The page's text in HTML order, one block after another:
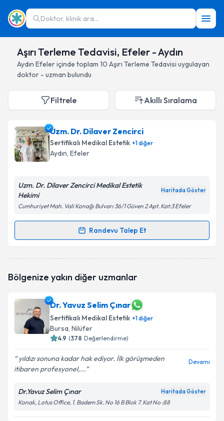
Doktor, klinik ara...
Aşırı Terleme Tedavisi, Efeler - Aydın
Aydın Efeleriçinde toplam 10 Aşırı Terleme Tedavisi uygulayan
doktor - uzman bulundu
Filtrele Akıllı Sıralama
Uzm. Dr. Dilaver Zencirci
Sertifikalı Medikal Estetik +1diğer
Aydın, Efeler
Uzm. Dr. Dilaver Zencirci Medikal Estetik
Hekimi
Haritada Göster
Cumhuriyet Mah. Vali Konağı Bulvarı 36/1 Güven 2 Apt. Kat:3 Efeler
Randevu Talep Et
Randevu Takvimi Talebi
oluşturun. Size bu uzmandan randevu almanız için bir
E-posta Adresiniz
Kişisel verilerimin işlenmesine ilişkinAydınlatma
Metni'ni okudum ve kişisel verilerimin belirtilen
Bölgenize yakın diğer uzmanlar
Dr. Yavuz Selim Çınar
Sertifikalı Medikal Estetik +1diğer
Bursa, Nilüfer
4.9 (378 Değerlendirme)
yıldızı sonuna kadar hak ediyor. İlk görüşmeden
itibaren profesyonel,...
Devamı
Dr.Yavuz Selim Çınar Haritada Göster
Konak, Lotus Office, 1. Badem Sk. No 16 B Blok 7. Kat No :88